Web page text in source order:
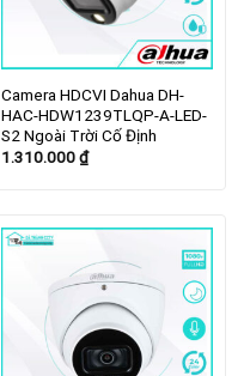
Camera HDCVI Dahua DH-
HAC-HDW1239TLQP-A-LED-
S2 Ngoài Trời Cố Định
1.310.000₫